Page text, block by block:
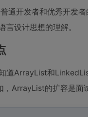
通开发者和优秀开发
言设计思想的理解。
道ArrayList和
ArrayList的扩容是面